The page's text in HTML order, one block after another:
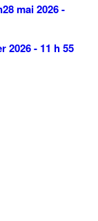
28 mai 2026 -
2026 - 11 h 55